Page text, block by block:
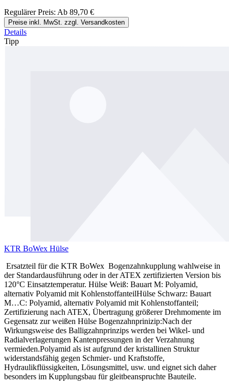
Regulärer Preis: Ab 89,70 €
Preise inkl. MwSt. zzgl. Versandkosten
Details
Tipp
KTR BoWex Hülse
Ersatzteil für die KTR BoWex Bogenzahnkupplung wahlweise in
der Standardausführung oder in der ATEX zertifizierten Version bis
120°C Einsatztemperatur. Hülse Weiß: Bauart M: Polyamid,
alternativ Polyamid mit KohlenstoffanteilHülse Schwarz: Bauart
M…C: Polyamid, alternativ Polyamid mit Kohlenstoffanteil;
Zertifizierung nach ATEX, Übertragung größerer Drehmomente im
Gegensatz zur weißen Hülse Bogenzahnprinizip:Nach der
Wirkungsweise des Balligzahnprinzips werden bei Wikel- und
Radialverlagerungen Kantenpressungen in der Verzahnung
vermieden.Polyamid als ist aufgrund der kristallinen Struktur
widerstandsfähig gegen Schmier- und Kraftstoffe,
Hydraulikflüssigkeiten, Lösungsmittel, usw. und eignet sich daher
besonders im Kupplungsbau für gleitbeanspruchte Bauteile.